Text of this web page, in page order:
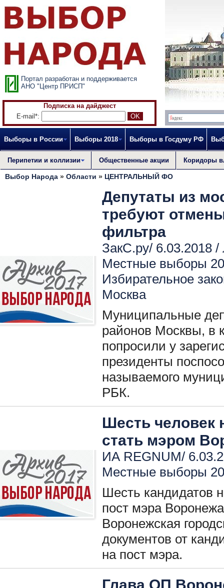
Портал разработан и поддерживается
АНО "Центр ПРИСП"
Подписка на дайджест
E-mail*:
Выборы в России Выборы 2018 Выборы в Госдуму РФ
Перипетии и коллизии Общественные акции Коридоры
Выбор Народа » Области » ЦЕНТРАЛЬНЫЙ ФО
Депутаты из
требуют
фильтра
ЗакС.ру/ 6.03.2018 /
Местные выборы
Избирательное
Москва
Муниципальные
районов Москвы, в
попросили у
президенты
называемого
РБК.
Шесть человек
стать мэром
ИА REGNUM/
Местные выборы
Шесть кандидатов
пост мэра
Воронежская
документов от
на пост мэра.
Глава ОП